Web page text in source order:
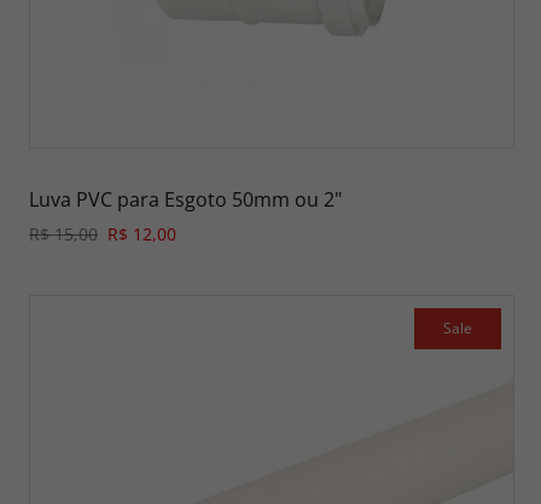
Luva PVC para Esgoto 50mm ou 2"
R$ 15,00 R$ 12,00
Sale